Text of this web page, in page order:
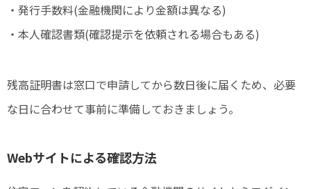
・発行手数料(金融機関により金額は異なる)
・本人確認書類(確認提示を依頼される場合もある)
残高証明書は窓口で申請してから数日後に届くため、必要
な日に合わせて事前に準備しておきましょう。
Webサイトによる確認方法